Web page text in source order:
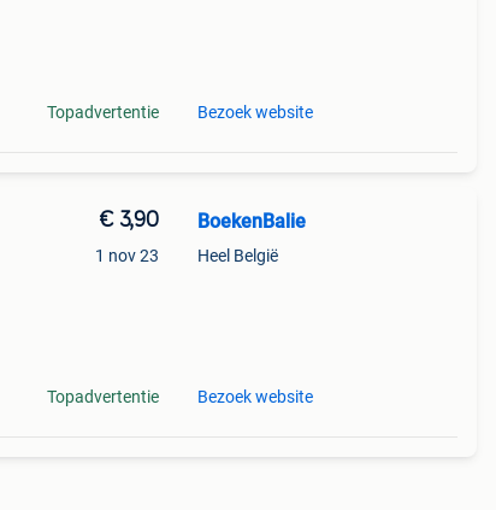
Topadvertentie Bezoek website
€ 3,90
1 nov 23
Topadvertentie
BoekenBalie
Heel België
Bezoek website